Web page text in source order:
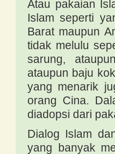
Atau pakaian
Islam seperti
Barat maupun
tidak melulu
sarung,
ataupun baju
yang menarik
orang Cina.
diadopsi dari
Dialog Islam
yang banyak